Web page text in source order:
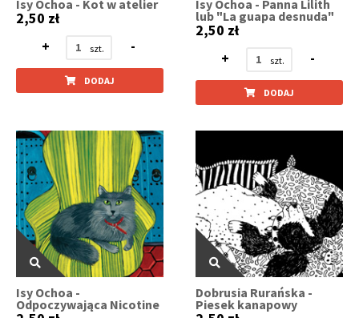
Isy Ochoa - Kot w atelier
2,50 zł
+
-
DODAJ
Isy Ochoa - Panna Lilith
lub "La guapa desnuda"
2,50 zł
+
-
DODAJ
Isy Ochoa -
Odpoczywająca Nicotine
Dobrusia Rurańska -
Piesek kanapowy